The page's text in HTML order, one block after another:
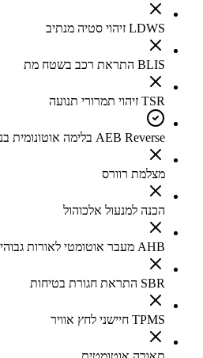
LDWS זיהוי סטיה מנתיב
BLIS התראת רכב בשטח מת
TSR זיהוי תמרורי תנועה
AEB Reverse בלימה אוטונומית בנסיעה לאחור
מצלמת רוורס
הכנה למנעול אלכוהול
AHB מעבר אוטומטי לאורות גבוהים
SBR התראת חגורת בטיחות
TPMS חיישני לחץ אוויר